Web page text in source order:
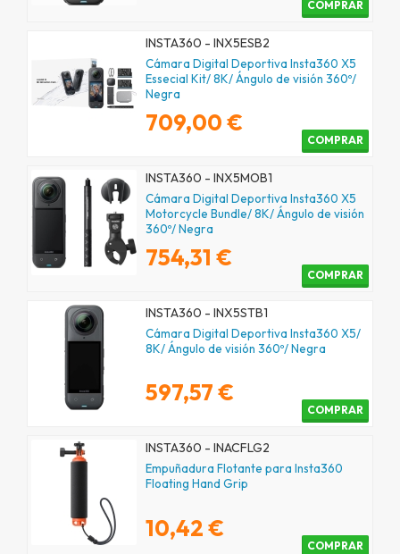
COMPRAR
INSTA360 - INX5ESB2
Cámara Digital Deportiva Insta360 X5
Essecial Kit/ 8K/ Ángulo de visión 360º/
Negra
709,00 €
COMPRAR
INSTA360 - INX5MOB1
Cámara Digital Deportiva Insta360 X5
Motorcycle Bundle/ 8K/ Ángulo de visión
360º/ Negra
754,31 €
COMPRAR
INSTA360 - INX5STB1
Cámara Digital Deportiva Insta360 X5/
8K/ Ángulo de visión 360º/ Negra
597,57 €
COMPRAR
INSTA360 - INACFLG2
Empuñadura Flotante para Insta360
Floating Hand Grip
10,42 €
COMPRAR